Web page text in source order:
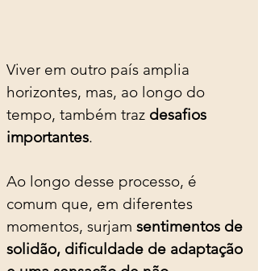
Viver em outro país amplia
horizontes, mas, ao longo do
tempo, também traz desafios
importantes.
Ao longo desse processo, é
comum que, em diferentes
momentos, surjam sentimentos de
solidão, dificuldade de adaptação